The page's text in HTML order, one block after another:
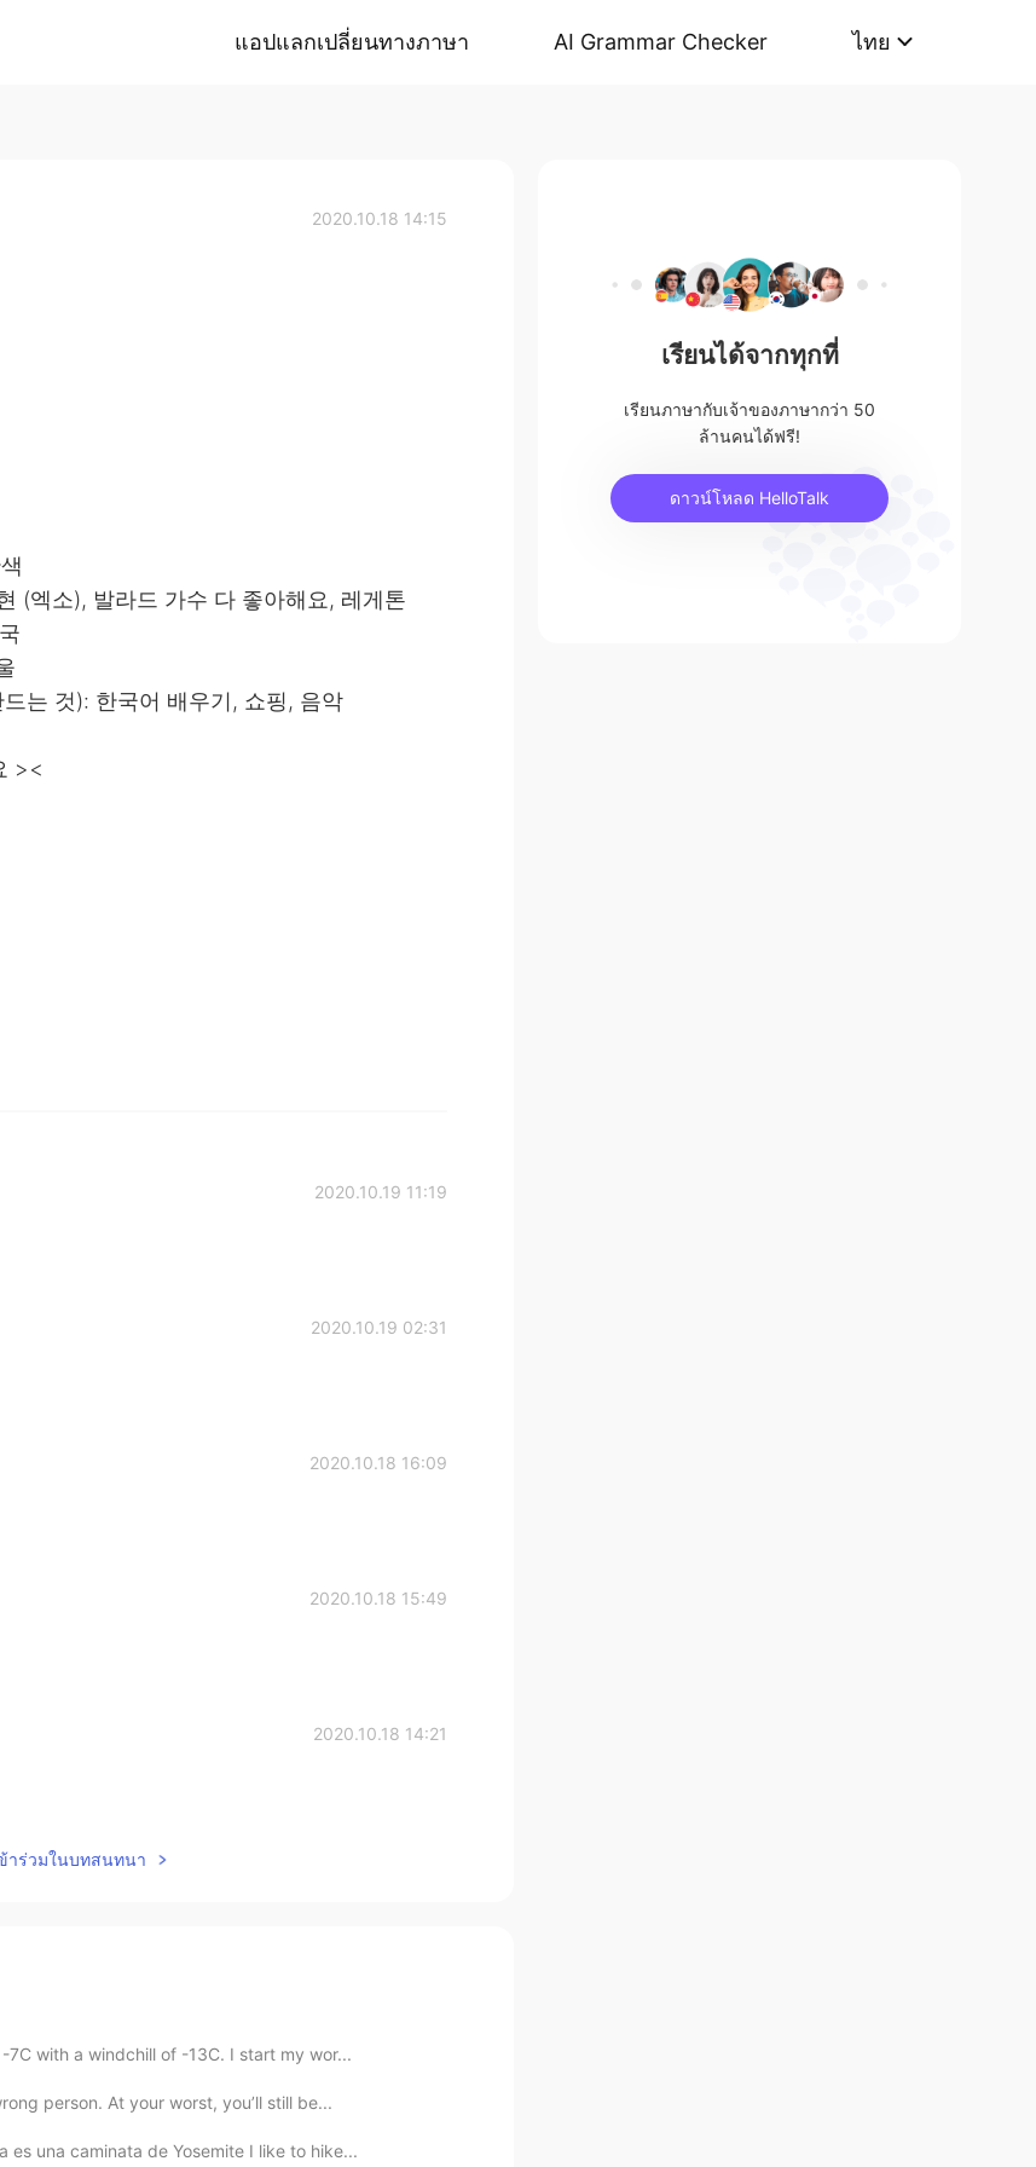
แอปแลกเปลี่ยนทางภาษา AI Grammar Checker ไทย
2020.10.18 14:15
(엑소), 발라드 가수 다 좋아해요, 레게톤
는 것): 한국어 배우기, 쇼핑, 음악
><
2020.10.19 11:19
2020.10.19 02:31
2020.10.18 16:09
2020.10.18 15:49
2020.10.18 14:21
ข้าร่วมในบทสนทนา
with a windchill of -13C. I start my wor...
person. At your worst, you’ll still be...
es una caminata de Yosemite I like to hike...
เรียนได้จากทุกที่
เรียนภาษากับเจ้าของภาษากว่า 50
ล้านคนได้ฟรี!
ดาวน์โหลด HelloTalk